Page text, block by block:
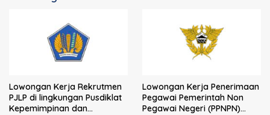
Lowongan Kerja Rekrutmen
PJLP di lingkungan Pusdiklat
Kepemimpinan dan
Lowongan Kerja Penerimaan
Pegawai Pemerintah Non
Pegawai Negeri (PPNPN)